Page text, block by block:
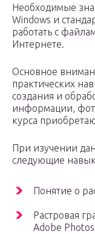
Необходимые
Windows и
работать с
Интернете.
Основное
практических
создания и
информации,
курса
При изучении
следующие
Понятие о
Растровая
Adobe